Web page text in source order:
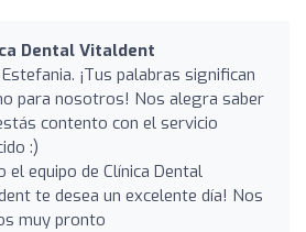
Dental Vitaldent
¡Tus palabras significan
para nosotros! Nos alegra saber
contento con el servicio
:)
el equipo de Clínica Dental
te desea un excelente día! Nos
muy pronto